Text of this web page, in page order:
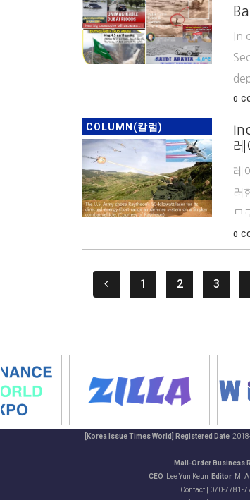
In
0
COLUMN(칼럼)
레
레
러
므
0
1 2 3
[Korea Issue Times World] Registered Date
Mail-Order Business
CEO Lee Yun Keun Editor MI
Contact | 070-7781-